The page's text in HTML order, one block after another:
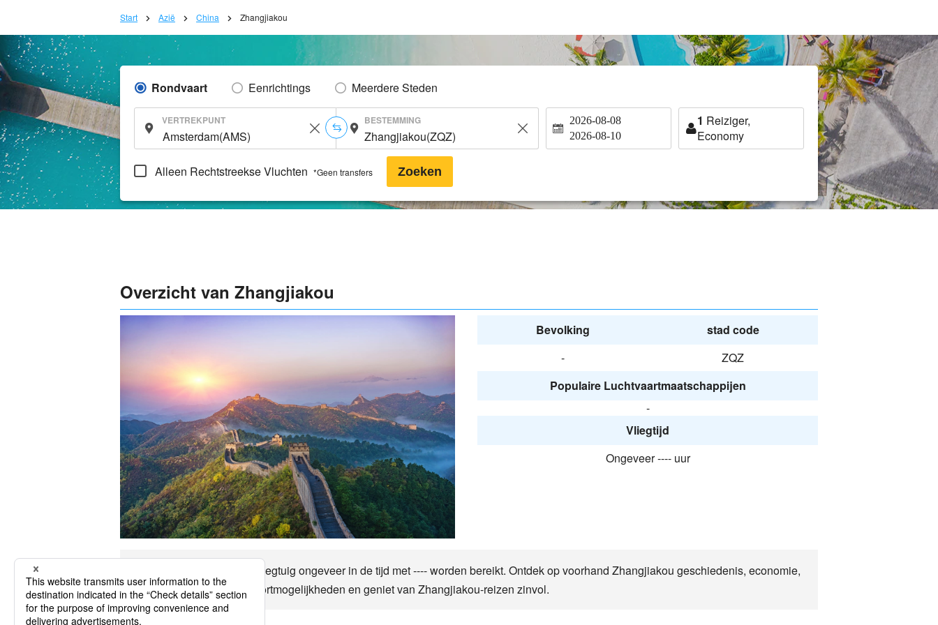
Start Azië China Zhangjiakou
Rondvaart Eenrichtings Meerdere Steden
VERTREKPUNT BESTEMMING 2026-08-08
2026-08-10
1 Reiziger,
Economy
Alleen Rechtstreekse Vluchten *Geen transfers Zoeken
Overzicht van Zhangjiakou
Bevolking
stad code
-
ZQZ
Populaire Luchtvaartmaatschappijen
-
Vliegtijd
Ongeveer ---- uur
Tot Zhangjiakou kan per vliegtuig ongeveer in de tijd met ---- worden bereikt. Ontdek op voorhand Zhangjiakou geschiedenis, economie,
klimaat, belangrijke transportmogelijkheden en geniet van Zhangjiakou-reizen zinvol.